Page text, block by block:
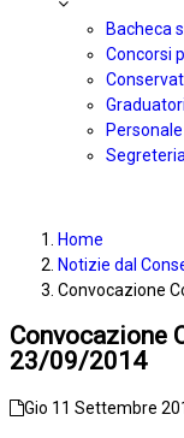
Bacheca
Concorsi
Personale
Home
Notizie dal
Convocazione
Convocazione
23/09/2014
Gio 11 Settembre